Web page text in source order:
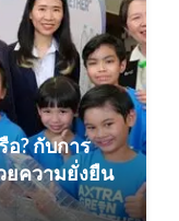
? กับการ
ยความยั่งยืน